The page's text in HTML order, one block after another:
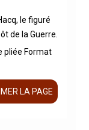
le figuré
de la Guerre.
pliée Format
LA PAGE